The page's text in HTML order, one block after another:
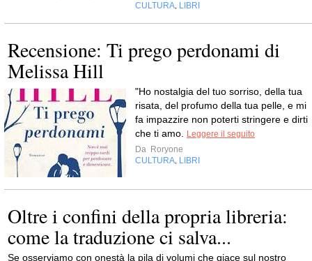
CULTURA LIBRI
Recensione: Ti prego perdonami di
Melissa Hill
"Ho nostalgia del tuo sorriso, della tua
risata, del profumo della tua pelle, e mi
fa impazzire non poterti stringere e dirti
che ti amo.
Leggere il seguito
Da Roryone
CULTURA LIBRI
Oltre i confini della propria libreria:
come la traduzione ci salva...
Se osserviamo con onestà la pila di volumi che giace sul nostro